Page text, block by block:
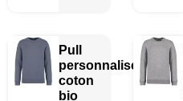
Pull
personnalisé
coton
bio